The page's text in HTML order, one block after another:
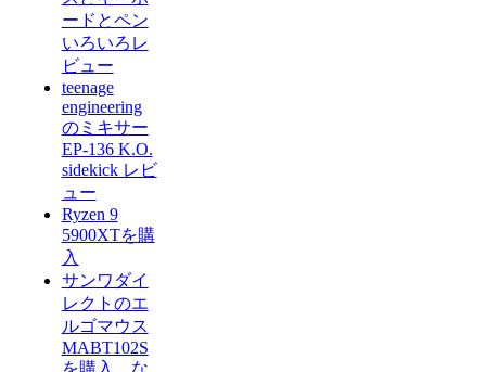
ードとペン
いろいろレ
ビュー
teenage
engineering
のミキサー
EP-136 K.O.
sidekick レビ
ュー
Ryzen 9
5900XTを購
入
サンワダイ
レクトのエ
ルゴマウス
MABT102S